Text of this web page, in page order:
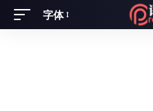
Font
字体